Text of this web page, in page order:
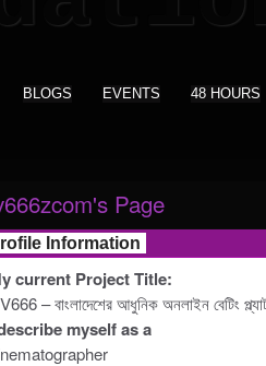
BLOGS EVENTS 48 HOURS
Page
Information
current Project Title:
– বাংলাদেশের আধুনিক অনলাইন বেটিং
myself as a